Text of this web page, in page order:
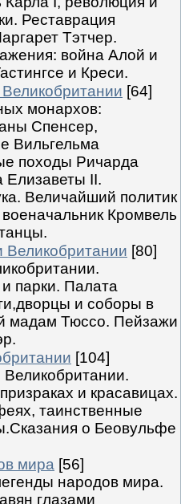
Реставрация
Тэтчер.
война Алой и
и Креси.
[64]
монархов:
Спенсер,
Вильгельма
походы Ричарда
Елизаветы II.
Величайший политик
Кромвель
Великобритании [80]
парки. Палата
и соборы в
мадам Тюссо. Пейзажи
[104]
и красавицах.
таинственные
о Беовульфе
мира [56]
народов мира.
глазами